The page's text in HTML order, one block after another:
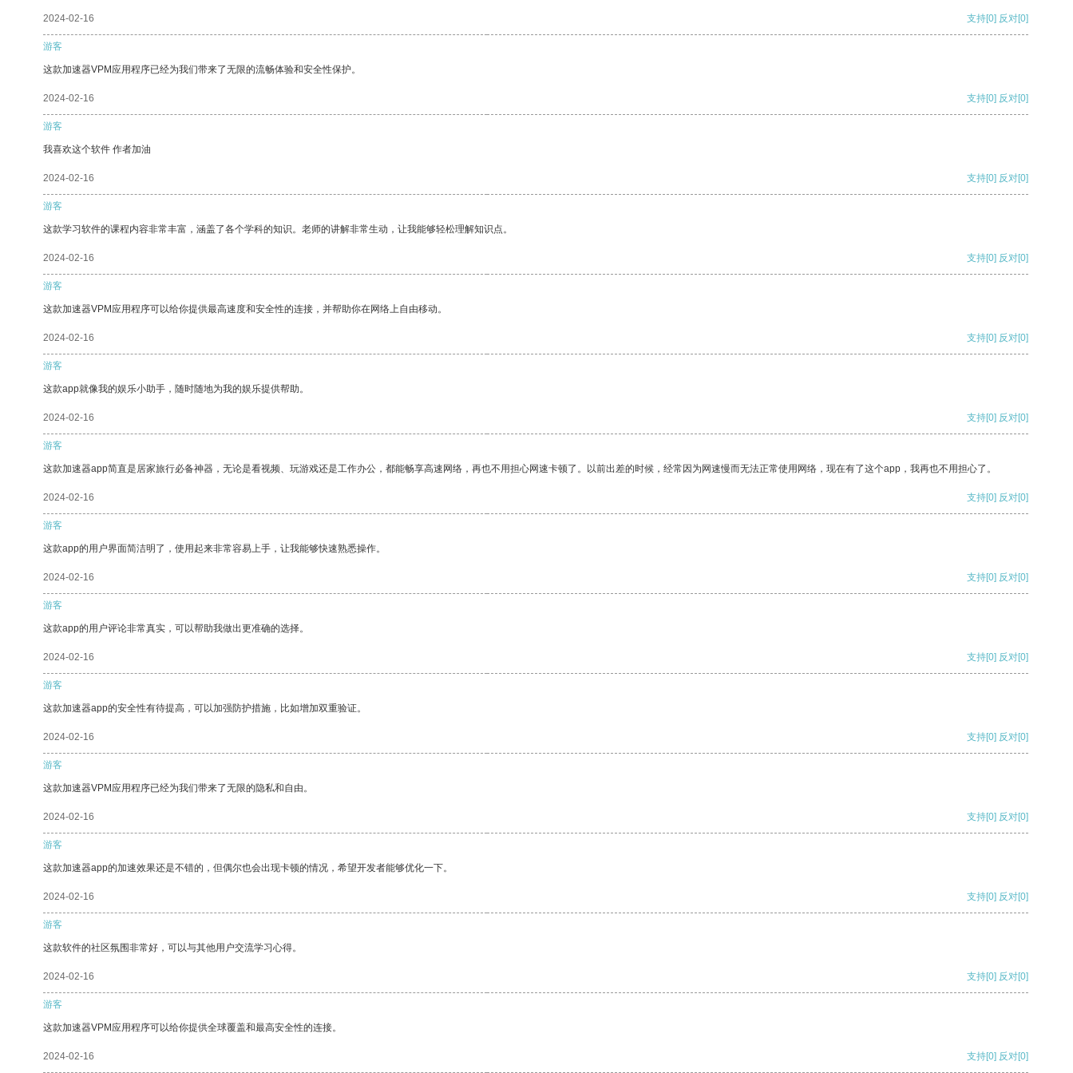
2024-02-16 支持[0] 反对[0]
游客
这款加速器VPM应用程序已经为我们带来了无限的流畅体验和安全性保护。
2024-02-16 支持[0] 反对[0]
游客
我喜欢这个软件 作者加油
2024-02-16 支持[0] 反对[0]
游客
这款学习软件的课程内容非常丰富，涵盖了各个学科的知识。老师的讲解非常生动，让我能够轻松理解知识点。
2024-02-16 支持[0] 反对[0]
游客
这款加速器VPM应用程序可以给你提供最高速度和安全性的连接，并帮助你在网络上自由移动。
2024-02-16 支持[0] 反对[0]
游客
这款app就像我的娱乐小助手，随时随地为我的娱乐提供帮助。
2024-02-16 支持[0] 反对[0]
游客
这款加速器app简直是居家旅行必备神器，无论是看视频、玩游戏还是工作办公，都能畅享高速网络，再也不用担心网速卡顿了。以前出差的时候，经常因为网速慢而无法正常使用网络，现在有了这个app，我再也不用担心了。
2024-02-16 支持[0] 反对[0]
游客
这款app的用户界面简洁明了，使用起来非常容易上手，让我能够快速熟悉操作。
2024-02-16 支持[0] 反对[0]
游客
这款app的用户评论非常真实，可以帮助我做出更准确的选择。
2024-02-16 支持[0] 反对[0]
游客
这款加速器app的安全性有待提高，可以加强防护措施，比如增加双重验证。
2024-02-16 支持[0] 反对[0]
游客
这款加速器VPM应用程序已经为我们带来了无限的隐私和自由。
2024-02-16 支持[0] 反对[0]
游客
这款加速器app的加速效果还是不错的，但偶尔也会出现卡顿的情况，希望开发者能够优化一下。
2024-02-16 支持[0] 反对[0]
游客
这款软件的社区氛围非常好，可以与其他用户交流学习心得。
2024-02-16 支持[0] 反对[0]
游客
这款加速器VPM应用程序可以给你提供全球覆盖和最高安全性的连接。
2024-02-16 支持[0] 反对[0]